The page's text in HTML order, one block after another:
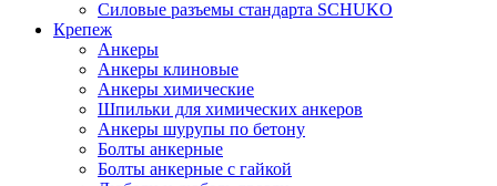
Силовые разъемы стандарта SCHUKO
Крепеж
Анкеры
Анкеры клиновые
Анкеры химические
Шпильки для химических анкеров
Анкеры шурупы по бетону
Болты анкерные
Болты анкерные с гайкой